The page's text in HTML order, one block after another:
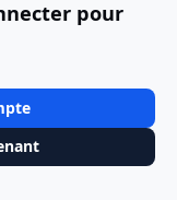
pour